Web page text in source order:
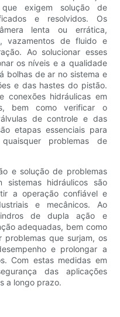
que exigem solução de
e resolvidos. Os
lenta ou errática,
vazamentos de fluido e
Ao solucionar esses
os níveis e a qualidade
bolhas de ar no sistema e
e das hastes do pistão.
conexões hidráulicas em
bem como verificar o
de controle e das
etapas essenciais para
problemas de
e solução de problemas
hidráulicos são
a operação confiável e
e mecânicos. Ao
de dupla ação e
adequadas, bem como
problemas que surjam, os
e prolongar a
Com estas medidas em
das aplicações
a longo prazo.